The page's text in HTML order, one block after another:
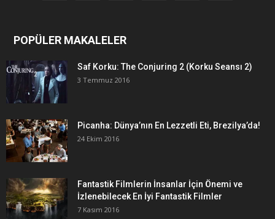
POPÜLER MAKALELER
Saf Korku: The Conjuring 2 (Korku Seansı 2)
3 Temmuz 2016
Picanha: Dünya’nın En Lezzetli Eti, Brezilya’da!
24 Ekim 2016
Fantastik Filmlerin İnsanlar İçin Önemi ve
İzlenebilecek En İyi Fantastik Filmler
7 Kasım 2016